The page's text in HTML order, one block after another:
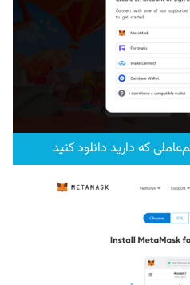
که دارید دانلود کنید